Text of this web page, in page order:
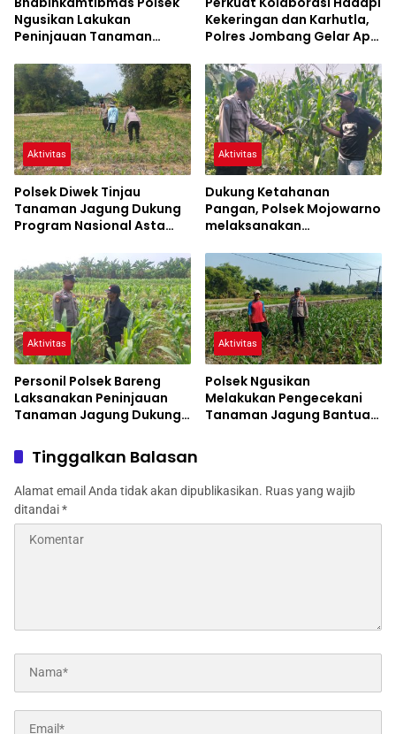
Ngusikan Lakukan
Peninjauan Tanaman
Mendukung Ketahanan
Pangan
Kekeringan dan Karhutla,
Polres Jombang Gelar Apel
Aktivitas
Polsek Diwek Tinjau
Tanaman Jagung Dukung
Program Nasional Asta
Aktivitas
Dukung Ketahanan
Pangan, Polsek Mojowarno
melaksanakan
Jagung
Aktivitas
Personil Polsek Bareng
Laksanakan Peninjauan
Tanaman Jagung Dukung
Pangan
Aktivitas
Polsek Ngusikan
Melakukan Pengecekani
Tanaman Jagung Bantuan
Tinggalkan Balasan
Alamat email Anda tidak akan dipublikasikan. Ruas yang wajib
ditandai*